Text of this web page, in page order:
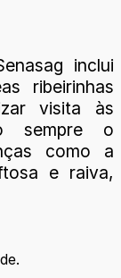
inclui
ribeirinhas
visita às
sempre o
como a
e raiva,